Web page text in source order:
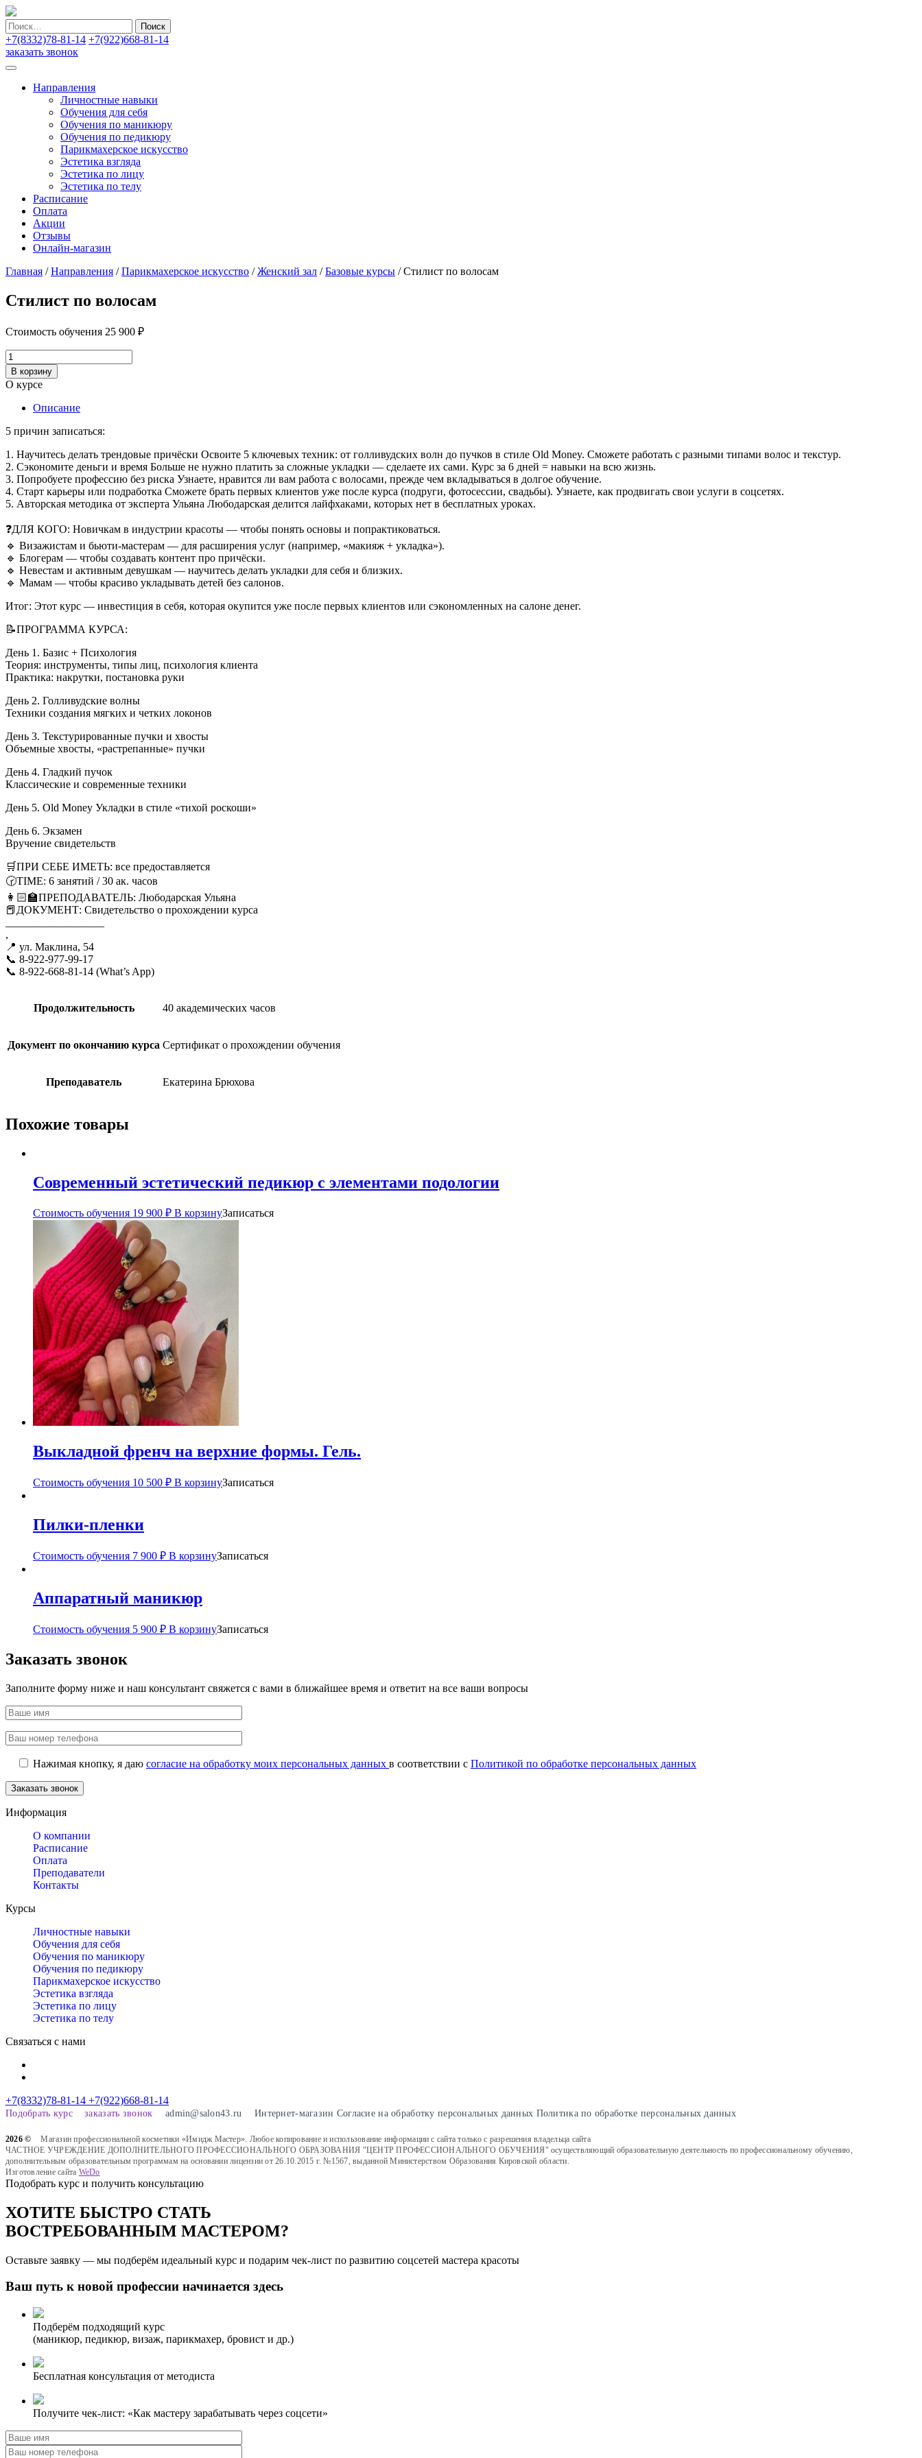
Найти:
+7(8332)78-81-14 +7(922)668-81-14
заказать звонок
Направления
Личностные навыки
Обучения для себя
Обучения по маникюру
Обучения по педикюру
Парикмахерское искусство
Эстетика взгляда
Эстетика по лицу
Эстетика по телу
Расписание
Оплата
Акции
Отзывы
Онлайн-магазин
Главная /Направления /Парикмахерское искусство /Женский зал /Базовые курсы /Стилист по волосам
Стилист по волосам
Стоимость обучения 25 900 ₽
Количество
товара
Стилист
по
волосам
В корзину
О курсе
Описание
5 причин записаться:
1. Научитесь делать трендовые причёски Освоите 5 ключевых техник: от голливудских волн до пучков в стиле Old Money. Сможете работать с разными типами волос и текстур.
2. Сэкономите деньги и время Больше не нужно платить за сложные укладки — сделаете их сами. Курс за 6 дней = навыки на всю жизнь.
3. Попробуете профессию без риска Узнаете, нравится ли вам работа с волосами, прежде чем вкладываться в долгое обучение.
4. Старт карьеры или подработка Сможете брать первых клиентов уже после курса (подруги, фотосессии, свадьбы). Узнаете, как продвигать свои услуги в соцсетях.
5. Авторская методика от эксперта Ульяна Любодарская делится лайфхаками, которых нет в бесплатных уроках.
❓ДЛЯ КОГО: Новичкам в индустрии красоты — чтобы понять основы и попрактиковаться.
🔹 Визажистам и бьюти-мастерам — для расширения услуг (например, «макияж + укладка»).
🔹 Блогерам — чтобы создавать контент про причёски.
🔹 Невестам и активным девушкам — научитесь делать укладки для себя и близких.
🔹 Мамам — чтобы красиво укладывать детей без салонов.
Итог: Этот курс — инвестиция в себя, которая окупится уже после первых клиентов или сэкономленных на салоне денег.
📝ПРОГРАММА КУРСА:
День 1. Базис + Психология
Теория: инструменты, типы лиц, психология клиента
Практика: накрутки, постановка руки
День 2. Голливудские волны
Техники создания мягких и четких локонов
День 3. Текстурированные пучки и хвосты
Объемные хвосты, «растрепанные» пучки
День 4. Гладкий пучок
Классические и современные техники
День 5. Old Money Укладки в стиле «тихой роскоши»
День 6. Экзамен
Вручение свидетельств
🛒ПРИ СЕБЕ ИМЕТЬ: все предоставляется
🕝TIME: 6 занятий / 30 ак. часов
👩🏻‍🏫ПРЕПОДАВАТЕЛЬ: Любодарская Ульяна
📕ДОКУМЕНТ: Свидетельство о прохождении курса
,
📍 ул. Маклина, 54
📞 8-922-977-99-17
📞 8-922-668-81-14 (What’s App)
Продолжительность 40 академических часов
Документ по окончанию курса Сертификат о прохождении обучения
Преподаватель Екатерина Брюхова
Похожие товары
Современный эстетический педикюр с элементами подологии
Стоимость обучения 19 900 ₽ В корзинуЗаписаться
Выкладной френч на верхние формы. Гель.
Стоимость обучения 10 500 ₽ В корзинуЗаписаться
Пилки-пленки
Стоимость обучения 7 900 ₽ В корзинуЗаписаться
Аппаратный маникюр
Стоимость обучения 5 900 ₽ В корзинуЗаписаться
Заказать звонок
Заполните форму ниже и наш консультант свяжется с вами в ближайшее время и ответит на все ваши вопросы
Нажимая кнопку, я даю согласие на обработку моих персональных данных в соответствии с Политикой по обработке персональных данных
Информация
О компании
Расписание
Оплата
Преподаватели
Контакты
Курсы
Личностные навыки
Обучения для себя
Обучения по маникюру
Обучения по педикюру
Парикмахерское искусство
Эстетика взгляда
Эстетика по лицу
Эстетика по телу
Связаться с нами
+7(8332)78-81-14 +7(922)668-81-14
Подобрать курс заказать звонок admin@salon43.ru Интернет-магазин Cогласие на обработку персональных данных Политика по обработке персональных данных
2026 ©
Магазин профессиональной косметики «Имидж Мастер». Любое копирование и использование информации с сайта только с разрешения владельца сайта
ЧАСТНОЕ УЧРЕЖДЕНИЕ ДОПОЛНИТЕЛЬНОГО ПРОФЕССИОНАЛЬНОГО ОБРАЗОВАНИЯ "ЦЕНТР ПРОФЕССИОНАЛЬНОГО ОБУЧЕНИЯ" осуществляющий образовательную деятельность по профессиональному обучению,
дополнительным образовательным программам на основании лицензии от 26.10.2015 г. №1567, выданной Министерством Образования Кировской области.
Изготовление сайта WeDo
Подобрать курс и получить консультацию
ХОТИТЕ БЫСТРО СТАТЬ
ВОСТРЕБОВАННЫМ МАСТЕРОМ?
Оставьте заявку — мы подберём идеальный курс и подарим чек-лист по развитию соцсетей мастера красоты
Ваш путь к новой профессии начинается здесь
Подберём подходящий курс
(маникюр, педикюр, визаж, парикмахер, бровист и др.)
Бесплатная консультация от методиста
Получите чек-лист: «Как мастеру зарабатывать через соцсети»